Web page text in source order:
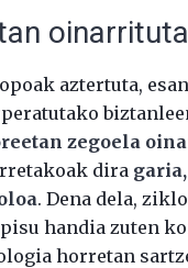
aztertuta,
zegoela
dira
. Dena dela,
handia zuten
horretan